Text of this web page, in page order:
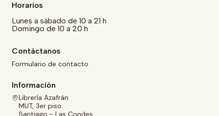
Horarios
Lunes a sábado de 10 a 21 h
Domingo de 10 a 20 h
Contáctanos
Formulario de contacto
Información
Librería Azafrán
MUT, 3er piso
Santiago - Las Condes